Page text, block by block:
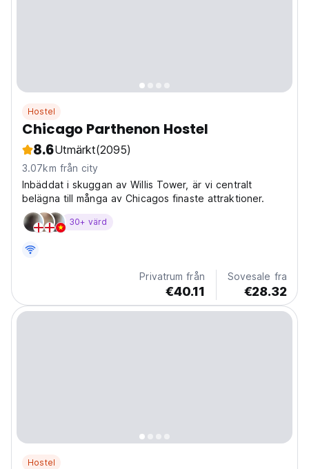
Hostel
Chicago Parthenon Hostel
8.6Utmärkt(2095)
3.07km från city
Inbäddat i skuggan av Willis Tower, är vi centralt
belägna till många av Chicagos finaste attraktioner.
30+ värd
Privatrum från
€40.11
Sovesale fra
€28.32
Hostel